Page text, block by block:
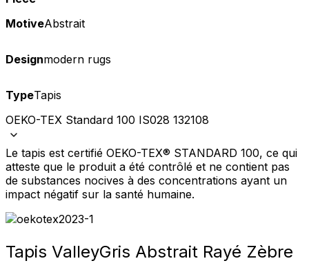
MotiveAbstrait
Designmodern rugs
TypeTapis
OEKO-TEX Standard 100 IS028 132108
Le tapis est certifié OEKO-TEX® STANDARD 100, ce qui
atteste que le produit a été contrôlé et ne contient pas
de substances nocives à des concentrations ayant un
impact négatif sur la santé humaine.
Tapis ValleyGris Abstrait Rayé Zèbre